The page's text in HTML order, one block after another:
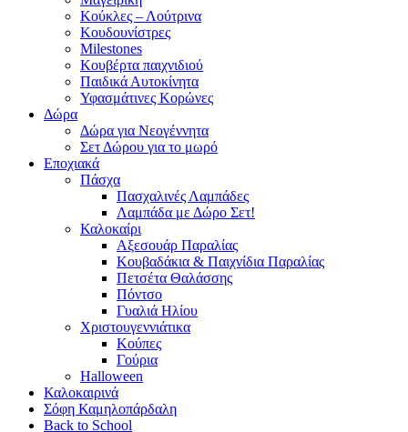
Κούκλες – Λούτρινα
Κουδουνίστρες
Milestones
Κουβέρτα παιχνιδιού
Παιδικά Αυτοκίνητα
Υφασμάτινες Κορώνες
Δώρα
Δώρα για Νεογέννητα
Σετ Δώρου για το μωρό
Εποχιακά
Πάσχα
Πασχαλινές Λαμπάδες
Λαμπάδα με Δώρο Σετ!
Καλοκαίρι
Αξεσουάρ Παραλίας
Κουβαδάκια & Παιχνίδια Παραλίας
Πετσέτα Θαλάσσης
Πόντσο
Γυαλιά Ηλίου
Χριστουγεννιάτικα
Κούπες
Γούρια
Halloween
Καλοκαιρινά
Σόφη Καμηλοπάρδαλη
Back to School